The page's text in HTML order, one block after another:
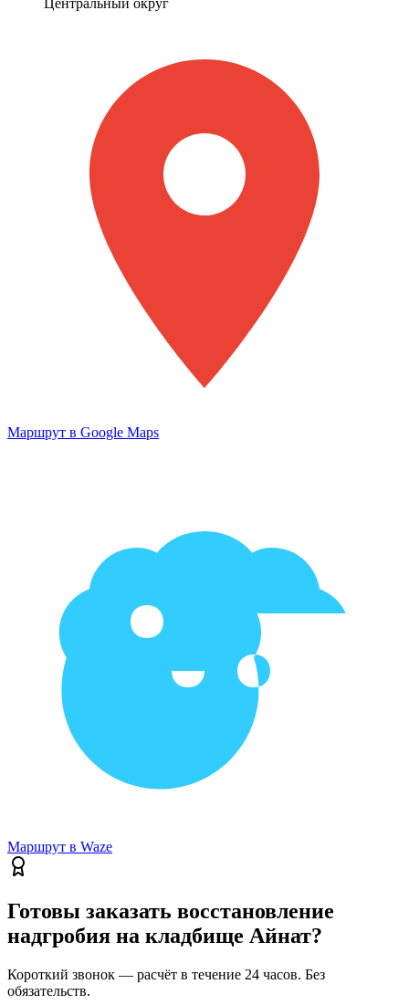
Центральный округ
Маршрут в Google Maps
Маршрут в Waze
Готовы заказать восстановление
надгробия на кладбище Айнат?
Короткий звонок — расчёт в течение 24 часов. Без
обязательств.